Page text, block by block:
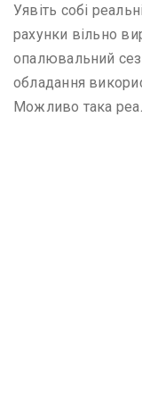
Уявіть собі
рахунки вільно
опалювальний
обладання
Можливо така